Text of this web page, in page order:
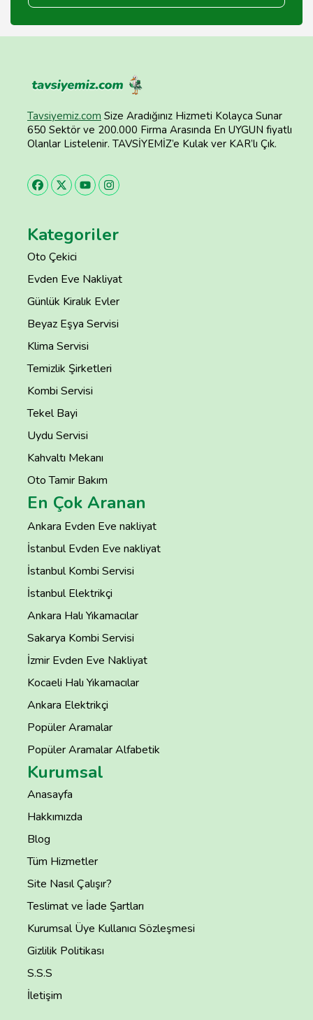
Tavsiyemiz.com Size Aradığınız Hizmeti Kolayca Sunar
650 Sektör ve 200.000 Firma Arasında En UYGUN fiyatlı
Olanlar Listelenir. TAVSİYEMİZ’e Kulak ver KAR’lı Çık.
Kategoriler
Oto Çekici
Evden Eve Nakliyat
Günlük Kiralık Evler
Beyaz Eşya Servisi
Klima Servisi
Temizlik Şirketleri
Kombi Servisi
Tekel Bayi
Uydu Servisi
Kahvaltı Mekanı
Oto Tamir Bakım
En Çok Aranan
Ankara Evden Eve nakliyat
İstanbul Evden Eve nakliyat
İstanbul Kombi Servisi
İstanbul Elektrikçi
Ankara Halı Yıkamacılar
Sakarya Kombi Servisi
İzmir Evden Eve Nakliyat
Kocaeli Halı Yıkamacılar
Ankara Elektrikçi
Popüler Aramalar
Popüler Aramalar Alfabetik
Kurumsal
Anasayfa
Hakkımızda
Blog
Tüm Hizmetler
Site Nasıl Çalışır?
Teslimat ve İade Şartları
Kurumsal Üye Kullanıcı Sözleşmesi
Gizlilik Politikası
S.S.S
İletişim